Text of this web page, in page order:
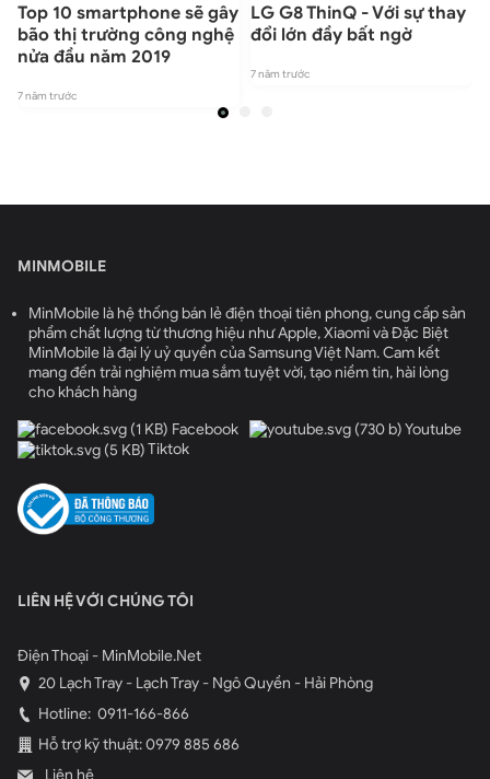
Top 10 smartphone sẽ gây
bão thị trường công nghệ
nửa đầu năm 2019
7 năm trước
LG G8 ThinQ - Với sự thay
đổi lớn đầy bất ngờ
7 năm trước
MINMOBILE
MinMobile là hệ thống bán lẻ điện thoại tiên phong, cung cấp sản
phẩm chất lượng từ thương hiệu như Apple, Xiaomi và Đặc Biệt
MinMobile là đại lý uỷ quyền của Samsung Việt Nam. Cam kết
mang đến trải nghiệm mua sắm tuyệt vời, tạo niềm tin, hài lòng
cho khách hàng
Facebook
Youtube
Tiktok
LIÊN HỆ VỚI CHÚNG TÔI
Điện Thoại - MinMobile.Net
20 Lạch Tray - Lạch Tray - Ngô Quyền - Hải Phòng
Hotline: 0911-166-866
Hỗ trợ kỹ thuật: 0979 885 686
Liên hệ